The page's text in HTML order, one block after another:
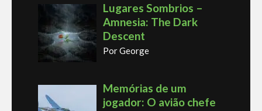
Lugares Sombrios –
Amnesia: The Dark
Descent
Por George
Memórias de um
jogador: O avião chefe